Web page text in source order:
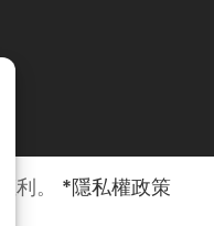
利。 *隱私權政策